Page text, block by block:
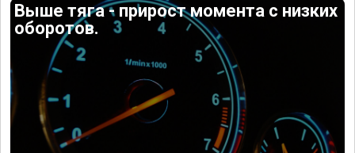
Выше тяга - прирост момента с низких
оборотов.